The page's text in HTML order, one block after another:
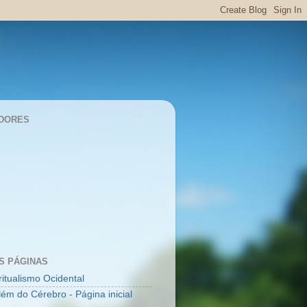
PÁGINAS
Ocidental
do Cérebro - Página inicial